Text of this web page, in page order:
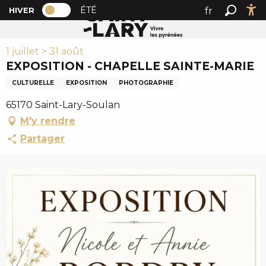
A
l
e
r
a
c
o
n
n
PAGE D’ACCUEIL ACTUELLE HIVER : PASSER EN MODE
HIVER PAGE D’ACCUEIL ACTUELLE HIVER :
ÉTÉ
fr
Accueil Exposition - chapelle Sainte-Marie
1 juillet > 31 août
EXPOSITION - CHAPELLE SAINTE-MARIE
CULTURELLE EXPOSITION PHOTOGRAPHIE
65170 Saint-Lary-Soulan
M'y rendre
Partager